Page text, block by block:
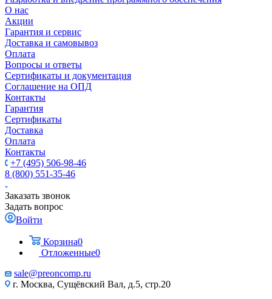
О нас
Акции
Гарантия и сервис
Доставка и самовывоз
Оплата
Вопросы и ответы
Сертификаты и документация
Соглашение на ОПД
Контакты
Гарантия
Сертификаты
Доставка
Оплата
Контакты
+7 (495) 506-98-46
8 (800) 551-35-46
Заказать звонок
Задать вопрос
Войти
Корзина0
Отложенные0
sale@preoncomp.ru
г. Москва, Сущёвский Вал, д.5, стр.20